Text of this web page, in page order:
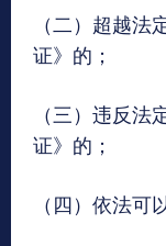
（二）超越
证》的；
（三）违反
证》的；
（四）依法可